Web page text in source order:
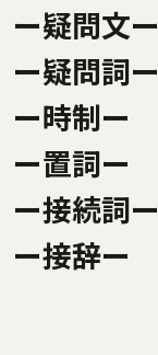
ー疑問文ー
ー疑問詞ー
ー時制ー
ー置詞ー
ー接続詞ー
ー接辞ー